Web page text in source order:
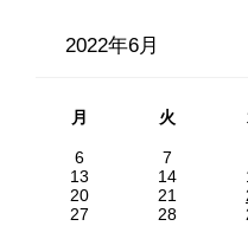
2022年6月
月 火
6
7
13
14
20
21
27
28